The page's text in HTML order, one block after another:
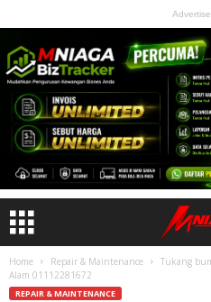
Home Repair & Maintenance
Tukang
Alam 01112281672
REPAIR & MAINTENANCE